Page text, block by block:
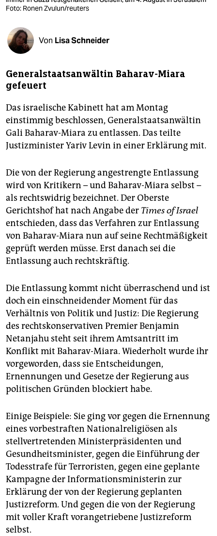
fragen & hilfe
unterstützen
abo
epaper login
Foto: Ronen Zvulun/reuters
Von Lisa Schneider
Generalstaatsanwältin Baharav-Miara
gefeuert
Das israelische Kabinett hat am Montag
einstimmig beschlossen, Generalstaatsanwältin
Gali Baharav-Miara zu entlassen. Das teilte
Justizminister Yariv Levin in einer Erklärung mit.
Die von der Regierung angestrengte Entlassung
wird von Kritikern – und Baharav-Miara selbst –
als rechtswidrig bezeichnet. Der Oberste
Gerichtshof hat nach Angabe der Times of Israel
entschieden, dass das Verfahren zur Entlassung
von Baharav-Miara nun auf seine Rechtmäßigkeit
geprüft werden müsse. Erst danach sei die
Entlassung auch rechtskräftig.
Die Entlassung kommt nicht überraschend und ist
doch ein einschneidender Moment für das
Verhältnis von Politik und Justiz: Die Regierung
des rechtskonservativen Premier Benjamin
Netanjahu steht seit ihrem Amtsantritt im
Konflikt mit Baharav-Miara. Wiederholt wurde ihr
vorgeworden, dass sie Entscheidungen,
Ernennungen und Gesetze der Regierung aus
politischen Gründen blockiert habe.
Einige Beispiele: Sie ging vor gegen die Ernennung
eines vorbestraften Nationalreligiösen als
stellvertretenden Ministerpräsidenten und
Gesundheitsminister, gegen die Einführung der
Todesstrafe für Terroristen, gegen eine geplante
Kampagne der Informationsministerin zur
Erklärung der von der Regierung geplanten
Justizreform. Und gegen die von der Regierung
mit voller Kraft vorangetriebene Justizreform
selbst.